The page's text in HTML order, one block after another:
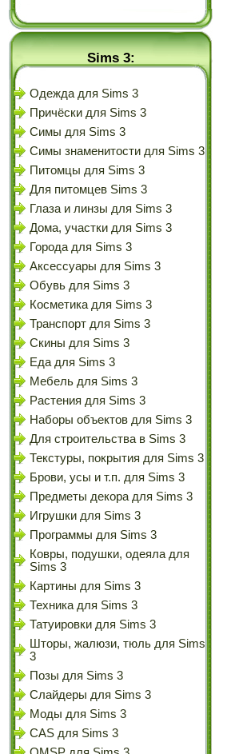
Sims 3:
Одежда для Sims 3
Причёски для Sims 3
Симы для Sims 3
Симы знаменитости для Sims 3
Питомцы для Sims 3
Для питомцев Sims 3
Глаза и линзы для Sims 3
Дома, участки для Sims 3
Города для Sims 3
Аксессуары для Sims 3
Обувь для Sims 3
Косметика для Sims 3
Транспорт для Sims 3
Скины для Sims 3
Еда для Sims 3
Мебель для Sims 3
Растения для Sims 3
Наборы объектов для Sims 3
Для строительства в Sims 3
Текстуры, покрытия для Sims 3
Брови, усы и т.п. для Sims 3
Предметы декора для Sims 3
Игрушки для Sims 3
Программы для Sims 3
Ковры, подушки, одеяла для
Sims 3
Картины для Sims 3
Техника для Sims 3
Татуировки для Sims 3
Шторы, жалюзи, тюль для Sims
3
Позы для Sims 3
Слайдеры для Sims 3
Моды для Sims 3
CAS для Sims 3